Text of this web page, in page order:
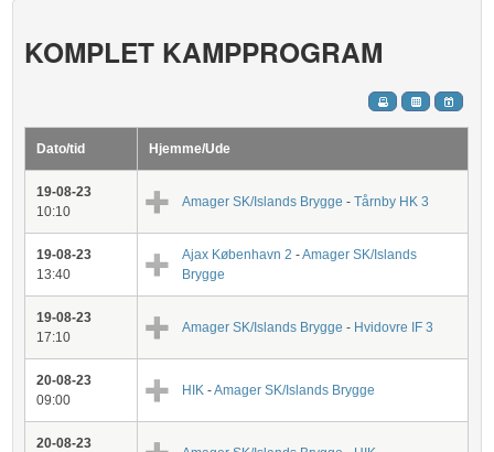
KOMPLET KAMPPROGRAM
Dato/tid Hjemme/Ude
19-08-23
10:10
Amager SK/Islands Brygge -Tårnby HK 3
19-08-23
13:40
Ajax København 2 -Amager SK/Islands
Brygge
19-08-23
17:10
Amager SK/Islands Brygge - Hvidovre IF 3
20-08-23
09:00
HIK-Amager SK/Islands Brygge
20-08-23